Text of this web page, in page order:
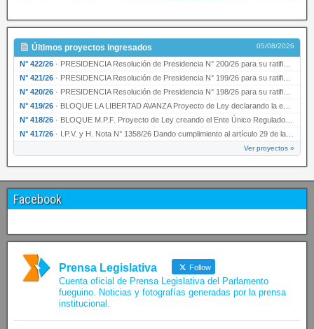
Últimos proyectos ingresados 05/08/2026
N° 422/26 · PRESIDENCIA Resolución de Presidencia N° 200/26 para su ratificación.
N° 421/26 · PRESIDENCIA Resolución de Presidencia N° 199/26 para su ratificación.
N° 420/26 · PRESIDENCIA Resolución de Presidencia N° 198/26 para su ratificación.
N° 419/26 · BLOQUE LA LIBERTAD AVANZA Proyecto de Ley declarando la esencialidad del servicio educativ…
N° 418/26 · BLOQUE M.P.F. Proyecto de Ley creando el Ente Único Regulador de servicios públicos de la …
N° 417/26 · I.P.V. y H. Nota N° 1358/26 Dando cumplimiento al artículo 29 de la Ley provincial N° 1399…
Ver proyectos »
Facebook
Prensa Legislativa Follow
Cuenta oficial de Prensa Legislativa del Parlamento
fueguino. Noticias y fotografías generadas por la prensa
institucional.